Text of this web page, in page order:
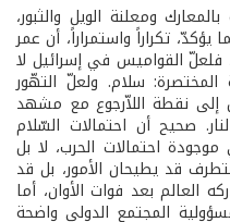
ومعلنة الويل والثبور،
تكراراً واستمراراً، أن عمر
فلعلّ القواميس في إسرائيل لا
سلام. ولعلّ التهّور
إلى نقطة اللاّرجوع مع مشهد
صحيح أن احتمالات السّلام
احتمالات الحرب، لا بل
قد يطيحان الأمور، بل قد
العالم بعد فوات الأوان، أما
المجتمع الدولي واضحة